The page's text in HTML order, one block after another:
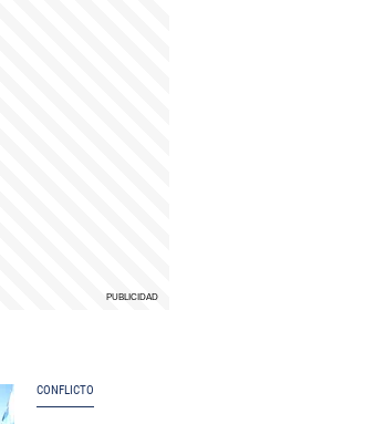
CONFLICTO